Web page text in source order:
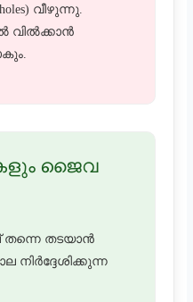
വീഴുന്നു.
വിൽക്കാൻ
ജൈവ
തടയാൻ